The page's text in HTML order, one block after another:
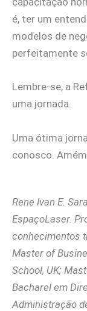
é, ter um
modelos de
perfeitamente
Lembre-se, a
uma jornada.
Uma ótima
conosco.
Rene Ivan E.
EspaçoLaser.
conhecimentos
Master of
School, UK;
Bacharel em
Administração